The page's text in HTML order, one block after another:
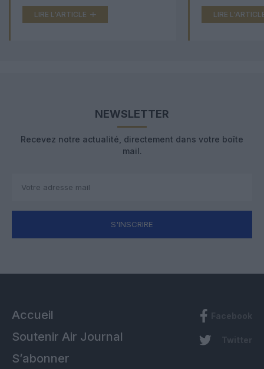
LIRE L'ARTICLE LIRE
NEWSLETTER
Recevez notre actualité, directement dans votre boîte
mail.
S'INSCRIRE
Accueil
Soutenir Air Journal
S’abonner